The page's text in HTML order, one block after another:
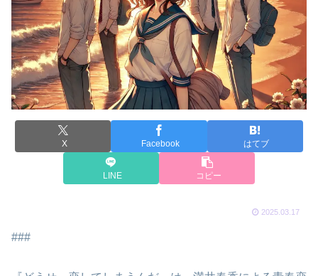
X Facebook はてブ
LINE コピー
2025.03.17
###